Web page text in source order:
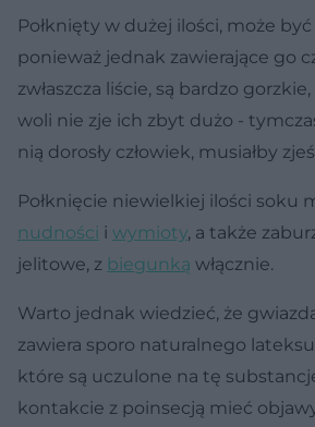
Połknięty w dużej ilości, może
ponieważ jednak zawierające go
zwłaszcza liście, są bardzo
woli nie zje ich zbyt dużo -
nią dorosły człowiek, musiałby
Połknięcie niewielkiej ilości soku
nudności i wymioty, a także
jelitowe, z biegunką włącznie.
Warto jednak wiedzieć, że
zawiera sporo naturalnego
które są uczulone na tę
kontakcie z poinsecją mieć